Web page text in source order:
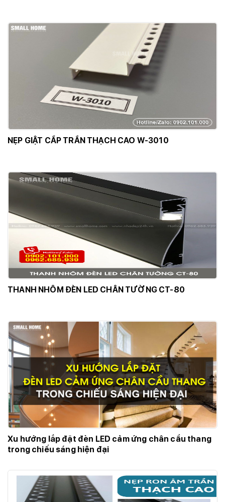
NẸP GIẬT CẤP TRẦN THẠCH CAO W-3010
THANH NHÔM ĐÈN LED CHÂN TƯỜNG CT-80
Xu hướng lắp đặt đèn LED cảm ứng chân cầu thang
trong chiếu sáng hiện đại